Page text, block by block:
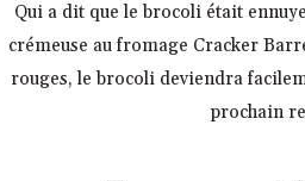
Qui a dit que le brocoli était
crémeuse au fromage Cracker
rouges, le brocoli deviendra
prochain